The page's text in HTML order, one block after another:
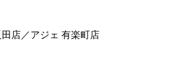
店／アジェ 有楽町店